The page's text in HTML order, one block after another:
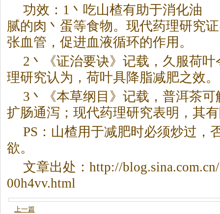
功效：1丶吃山楂有助于消化油
腻的肉丶蛋等食物。现代药理研究
张血管，促进血液循环的作用。
2丶《证治要诀》记载，久服荷
理研究认为，荷叶具降脂减肥之效。
3丶《本草纲目》记载，普洱茶可
扩肠通泻；现代药理研究表明，其
PS：山楂用于减肥时必须炒过，
欲。
文章出处：http://
00h4vv.html
上一篇